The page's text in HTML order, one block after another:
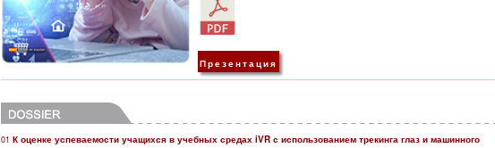
Презентация
01 К оценке успеваемости учащихся в учебных средах iVR с использованием трекинга глаз и машинного